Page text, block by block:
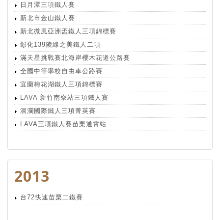
日月潭三項鐵人賽
新北市金山鐵人賽
新北微風亞洲盃鐵人三項錦標賽
彰化139陵線之美鐵人二項
滿天星挑戰賽北海岸櫻木花道公路賽
全國中等學校自由車公路賽
宜蘭梅花湖鐵人三項錦標賽
LAVA 新竹南寮站三項鐵人賽
洄瀾國際鐵人三項菁英賽
LAVA三項鐵人賽苗栗通霄站
2013
台72快速苗栗二鐵賽